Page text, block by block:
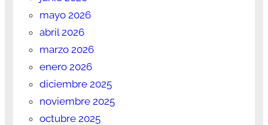
mayo 2026
abril 2026
marzo 2026
enero 2026
diciembre 2025
noviembre 2025
octubre 2025